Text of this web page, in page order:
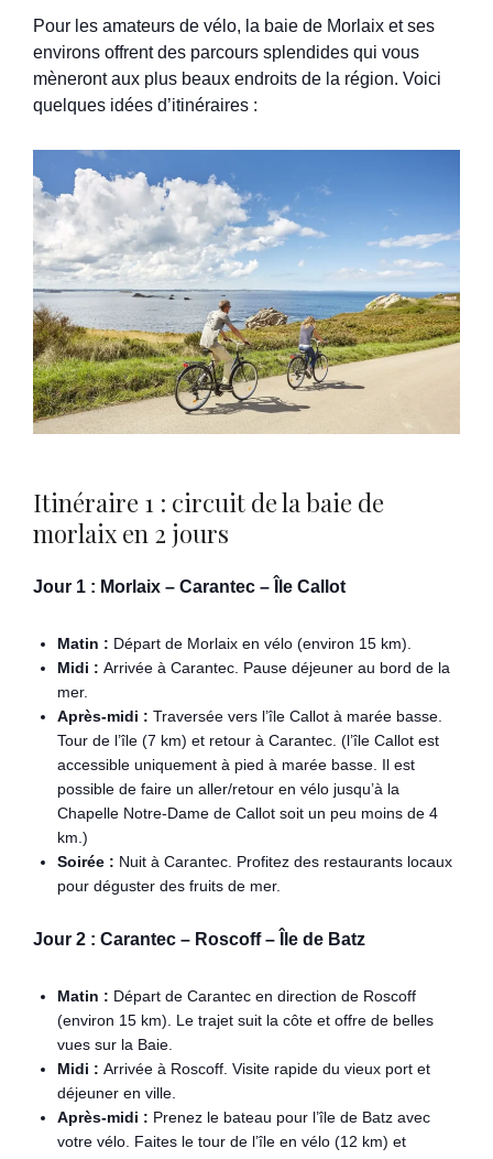
Pour les amateurs de vélo, la baie de Morlaix et ses
environs offrent des parcours splendides qui vous
mèneront aux plus beaux endroits de la région. Voici
quelques idées d’itinéraires :
Itinéraire 1 : circuit de la baie de
morlaix en 2 jours
Jour 1 : Morlaix – Carantec – Île Callot
Matin : Départ de Morlaix en vélo (environ 15 km).
Midi : Arrivée à Carantec. Pause déjeuner au bord de la
mer.
Après-midi : Traversée vers l’île Callot à marée basse.
Tour de l’île (7 km) et retour à Carantec. (l’île Callot est
accessible uniquement à pied à marée basse. Il est
possible de faire un aller/retour en vélo jusqu’à la
Chapelle Notre-Dame de Callot soit un peu moins de 4
km.)
Soirée : Nuit à Carantec. Profitez des restaurants locaux
pour déguster des fruits de mer.
Jour 2 : Carantec – Roscoff – Île de Batz
Matin : Départ de Carantec en direction de Roscoff
(environ 15 km). Le trajet suit la côte et offre de belles
vues sur la Baie.
Midi : Arrivée à Roscoff. Visite rapide du vieux port et
déjeuner en ville.
Après-midi : Prenez le bateau pour l’île de Batz avec
votre vélo. Faites le tour de l’île en vélo (12 km) et